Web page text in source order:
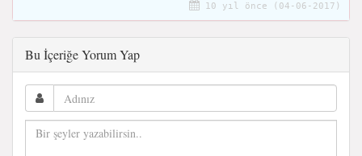
10 yıl önce (04-06-2017)
Bu İçeriğe Yorum Yap